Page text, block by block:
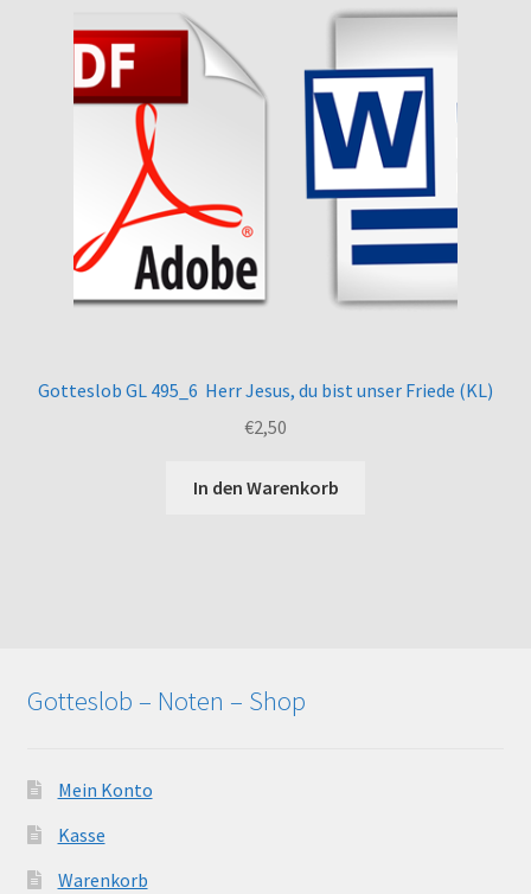
Gotteslob GL 495_6 Herr Jesus, du bist unser Friede (KL)
€2,50
In den Warenkorb
Gotteslob – Noten – Shop
Mein Konto
Kasse
Warenkorb